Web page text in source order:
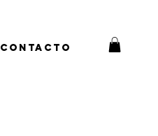
Contacto